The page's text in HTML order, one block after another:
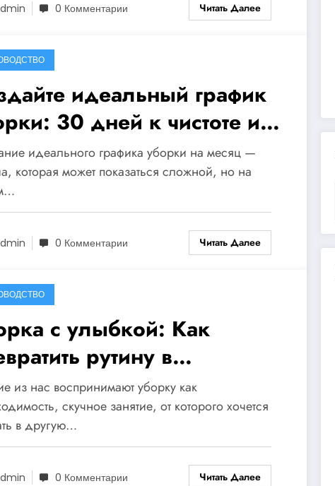
0 Комментарии Читать Далее
идеальный график
30 дней к чистоте и
в вашем доме!
идеального графика уборки на месяц —
которая может показаться сложной, но на
0 Комментарии Читать Далее
с улыбкой: Как
рутину в
занятие
из нас воспринимают уборку как
скучное занятие, от которого хочется
в другую…
0 Комментарии Читать Далее